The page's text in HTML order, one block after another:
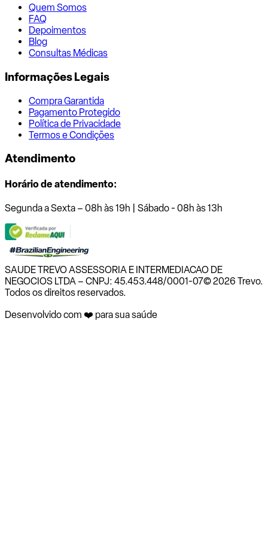
Quem Somos
FAQ
Depoimentos
Blog
Consultas Médicas
Informações Legais
Compra Garantida
Pagamento Protegido
Política de Privacidade
Termos e Condições
Atendimento
Horário de atendimento:
Segunda a Sexta – 08h às 19h | Sábado - 08h às 13h
SAUDE TREVO ASSESSORIA E INTERMEDIACAO DE
NEGOCIOS LTDA – CNPJ: 45.453.448/0001-07© 2026 Trevo.
Todos os direitos reservados.
Desenvolvido com ❤️ para sua saúde